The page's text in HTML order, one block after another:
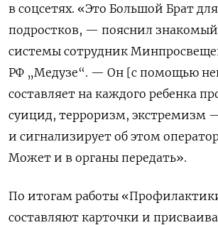
в соцсетях. «Это Большой Брат для
подростков, — пояснил знакомый
системы сотрудник
РФ „Медузе“. — Он [с помощью
составляет на каждого ребенка
суицид, терроризм, экстремизм
и сигнализирует об этом
Может и в органы передать».
По итогам работы
составляют карточки и